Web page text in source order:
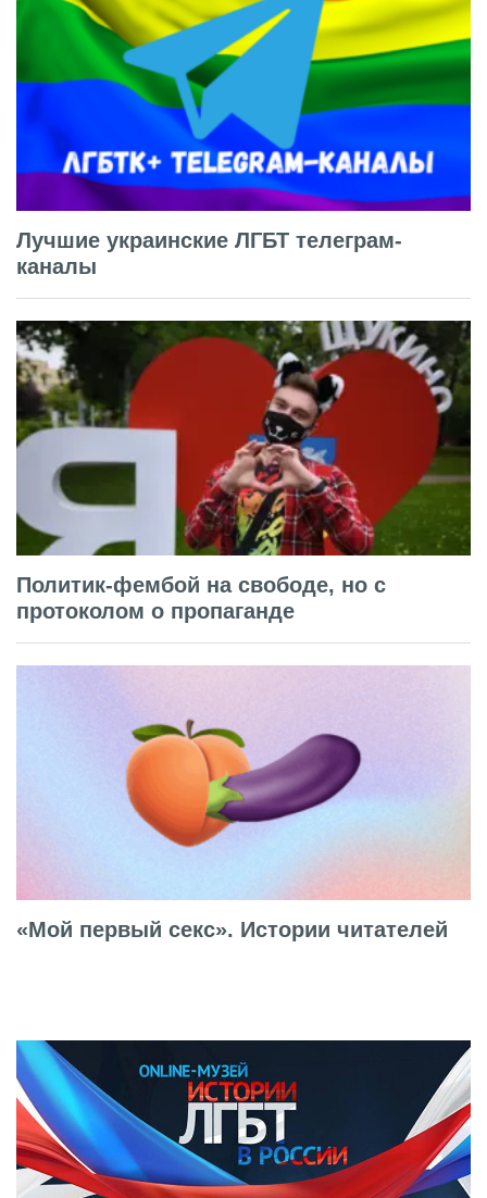
Лучшие украинские ЛГБТ телеграм-
каналы
Политик-фембой на свободе, но с
протоколом о пропаганде
«Мой первый секс». Истории читателей